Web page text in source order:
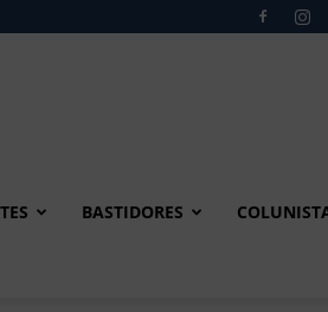
BASTIDORES